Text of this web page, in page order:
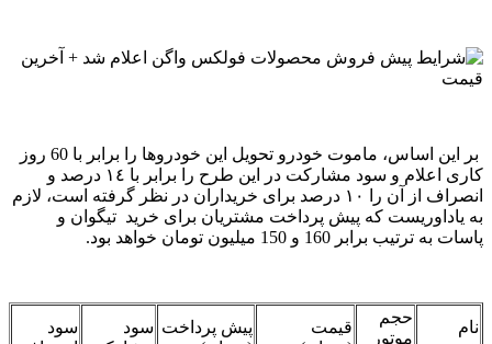
بر این اساس، ماموت خودرو تحویل این خودروها را برابر با 60 روز
کاری اعلام و سود مشارکت در این طرح را برابر با ١٤ درصد و
انصراف از آن را ١۰ درصد برای خریداران در نظر گرفته است، لازم
به یاداوریست که پیش پرداخت مشتریان برای خرید تیگوان و
پاسات به ترتیب برابر 160 و 150 میلیون تومان خواهد بود.
نام
حجم
موتور
قیمت
پیش پرداخت سود
سود